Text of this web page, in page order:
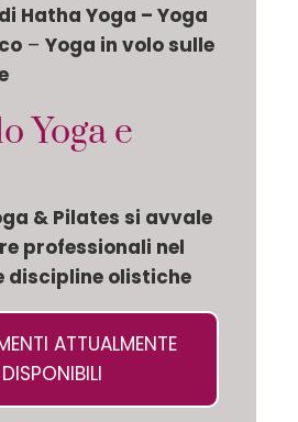
Hatha Yoga – Yoga
– Yoga in volo sulle
Yoga e
& Pilates si avvale
professionali nel
discipline olistiche
ATTUALMENTE
DISPONIBILI